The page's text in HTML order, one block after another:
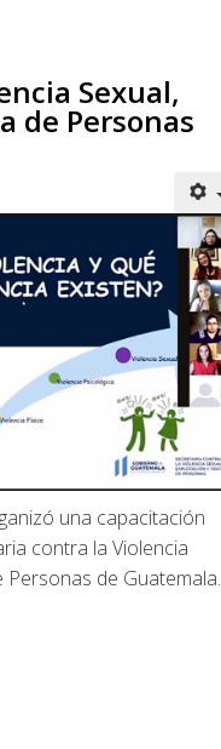
Sexual,
de Personas
una capacitación
contra la Violencia
Personas de Guatemala.